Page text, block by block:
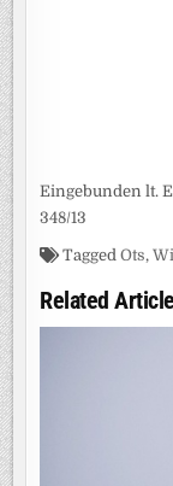
Eingebunden lt.
348/13
TaggedOts,
Related